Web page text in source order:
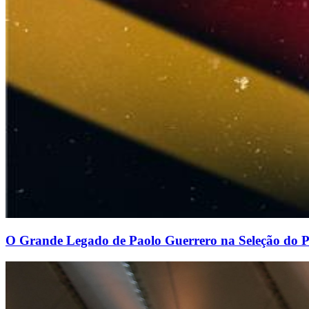
O Grande Legado de Paolo Guerrero na Seleção do